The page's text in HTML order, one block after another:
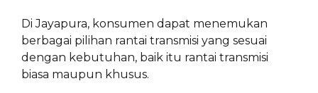
Di Jayapura, konsumen dapat menemukan
berbagai pilihan rantai transmisi yang sesuai
dengan kebutuhan, baik itu rantai transmisi
biasa maupun khusus.